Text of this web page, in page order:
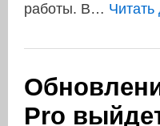
работы. В…
Pro